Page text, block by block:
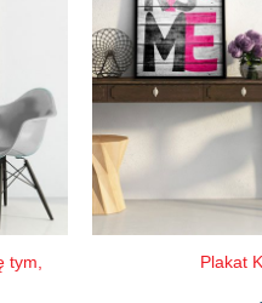
tym,
Plakat